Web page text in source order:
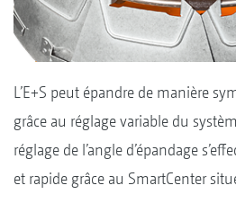
L’E+S peut épandre de manière
grâce au réglage variable du
réglage de l’angle d’épandage
et rapide grâce au SmartCenter